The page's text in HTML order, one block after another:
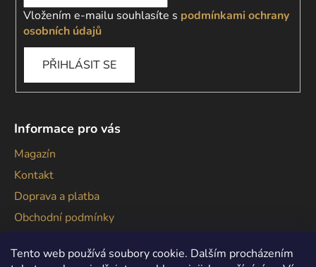
Tento web používá soubory cookie. Dalším procházením
Vložením e-mailu souhlasíte s podmínkami ochrany
osobních údajů
PŘIHLÁSIT SE
Informace pro vás
Magazín
Kontakt
Doprava a platba
Obchodní podmínky